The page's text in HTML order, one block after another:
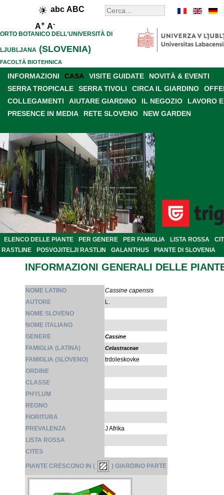
abc ABC
A+ A-
ORTO BOTANICO DELL'UNIVERSITÀ DI
LJUBLJANA (SLOVENIA)
FACOLTÀ BIOTEHNICA
INFORMAZIONI CASA VISITE GUIDATE
NOVITÀ & EVENTI
SERRA TROPICALE
SERRA TIVOLI CIRCA IL GIARDINO
COLLEGAMENTI
AIUTARE GIARDINO IL NEGOZIO
LAVORO
PRESENCE IN MEDIA
RETE SLOVENO NEW GARDEN
ELENCO DELLE PIANTE PER GENERE PER FAMIGLIA LISTA ROSSA
RASTLINE
POSVOJITELJI RASTLIN GALANTHUS PIANTE DI SLOVENIA
INFORMAZIONI GENERALI DELLE
NOME LATINO
Cassine capensis
AUTORE
L.
NOME SLOVENO
NOME ITALIANO
GENERE
Cassine
FAMIGLIA (LATINA) Celastraceae
FAMIGLIA (SLOVENO)
trdoleskovke
ORDINE
CLASSE
PHYLUM
REGNO
FIORITURA
PREVALENZA
J Afrika
LISTA ROSSA
CITES
PIANTE CRESCONO IN ( ) GIARDINO PARTE